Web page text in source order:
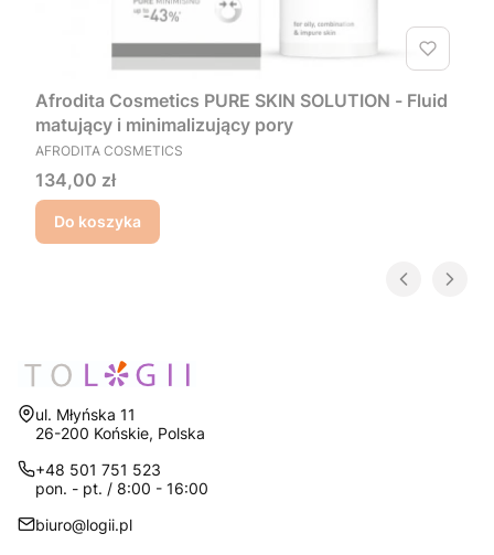
Afrodita Cosmetics PURE SKIN SOLUTION - Fluid
matujący i minimalizujący pory
PRODUCENT
AFRODITA COSMETICS
Cena
134,00 zł
Do koszyka
Adres:
ul. Młyńska 11
26-200 Końskie, Polska
+48 501 751 523
pon. - pt. / 8:00 - 16:00
biuro@logii.pl